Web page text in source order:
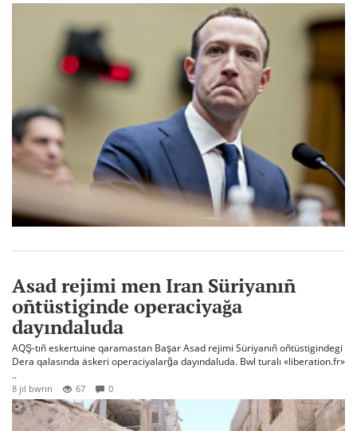
Asad rejimi men Iran Süriyanıñ
oñtüstiginde operaciyağa
dayındaluda
AQŞ-tıñ eskertuine qaramastan Başar Asad rejimi Süriyanıñ oñtüstigindegi
Dera qalasında äskeri operaciyalarğa dayındaluda. Bwl turalı «liberation.fr»
..
8 jıl bwrın 67 0